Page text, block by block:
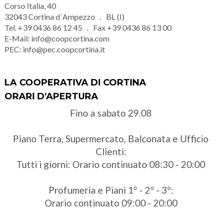
Corso Italia, 40
32043Cortina d´Ampezzo
BL (I)
Tel. +39 0436 86 12 45 Fax +39 0436 86 13 00
E-Mail: info@coopcortina.com
PEC: info@pec.coopcortina.it
LA COOPERATIVA DI CORTINA
ORARI D'APERTURA
Fino a sabato 29.08
Piano Terra, Supermercato, Balconata e Ufficio
Clienti:
Tutti i giorni: Orario continuato 08:30 - 20:00
Profumeria e Piani 1° - 2° - 3°:
Orario continuato 09:00 - 20:00